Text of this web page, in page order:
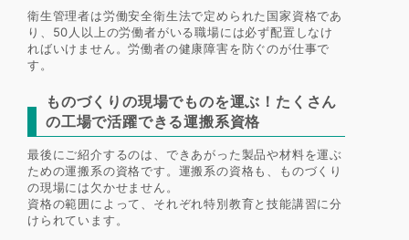
衛生管理者は労働安全衛生法で定められた国家資格であ
り、50人以上の労働者がいる職場には必ず配置しなけ
ればいけません。労働者の健康障害を防ぐのが仕事で
す。
ものづくりの現場でものを運ぶ！たくさん
の工場で活躍できる運搬系資格
最後にご紹介するのは、できあがった製品や材料を運ぶ
ための運搬系の資格です。運搬系の資格も、ものづくり
の現場には欠かせません。
資格の範囲によって、それぞれ特別教育と技能講習に分
けられています。